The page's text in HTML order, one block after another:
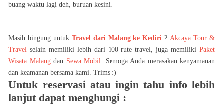
buang waktu lagi deh, buruan kesini.
Masih bingung untuk Travel dari Malang ke Kediri ?Akcaya Tour &
Travel selain memiliki lebih dari 100 rute travel, juga memiliki Paket
Wisata Malangdan Sewa Mobil. Semoga Anda merasakan kenyamanan
dan keamanan bersama kami. Trims :)
Untuk reservasi atau ingin tahu info lebih
lanjut dapat menghungi :